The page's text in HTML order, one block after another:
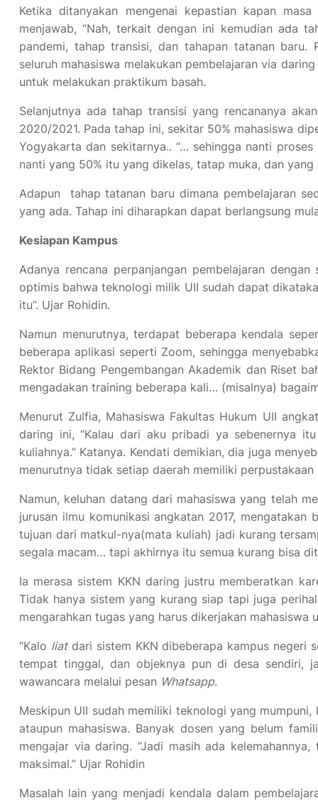
Ketika ditanyakan mengenai kepastian kapan
menjawab, “Nah, terkait dengan ini kemudian ada
pandemi, tahap transisi, dan tahapan tatanan baru.
seluruh mahasiswa melakukan pembelajaran via
untuk melakukan praktikum basah.
Selanjutnya ada tahap transisi yang rencananya
2020/2021. Pada tahap ini, sekitar 50% mahasiswa
Yogyakarta dan sekitarnya.. “… sehingga nanti
nanti yang 50% itu yang dikelas, tatap muka, dan yang
Adapun tahap tatanan baru dimana pembelajaran
yang ada. Tahap ini diharapkan dapat berlangsung
Kesiapan Kampus
Adanya rencana perpanjangan pembelajaran
optimis bahwa teknologi milik UII sudah dapat
itu”. Ujar Rohidin.
Namun menurutnya, terdapat beberapa kendala
beberapa aplikasi seperti Zoom, sehingga
Rektor Bidang Pengembangan Akademik dan Riset
mengadakan training beberapa kali… (misalnya)
Menurut Zulfia, Mahasiswa Fakultas Hukum UII
daring ini, “Kalau dari aku pribadi ya sebenernya
kuliahnya.” Katanya. Kendati demikian, dia juga
menurutnya tidak setiap daerah memiliki
Namun, keluhan datang dari mahasiswa yang telah
jurusan ilmu komunikasi angkatan 2017,
tujuan dari matkul-nya(mata kuliah) jadi kurang
segala macam… tapi akhirnya itu semua kurang bisa
Ia merasa sistem KKN daring justru memberatkan
Tidak hanya sistem yang kurang siap tapi juga
mengarahkan tugas yang harus dikerjakan mahasiswa
“Kalo liatdari sistem KKN dibeberapa kampus negeri
tempat tinggal, dan objeknya pun di desa sendiri,
wawancara melalui pesan Whatsapp.
Meskipun UII sudah memiliki teknologi yang
ataupun mahasiswa. Banyak dosen yang belum
mengajar via daring. ”Jadi masih ada
maksimal.” Ujar Rohidin
Masalah lain yang menjadi kendala dalam